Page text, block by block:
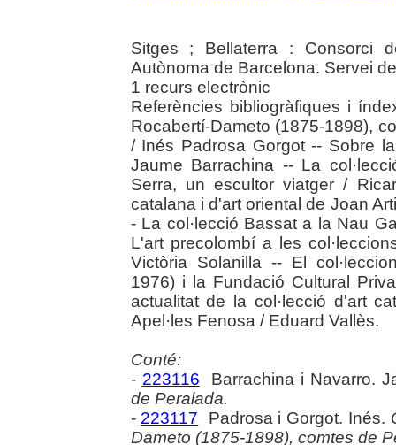
Sitges ; Bellaterra : Consorci
Autònoma de Barcelona. Servei
1 recurs electrònic
Referències bibliogràfiques i
Rocabertí-Dameto (1875-1898),
/ Inés Padrosa Gorgot -- Sobre
Jaume Barrachina -- La
Serra, un escultor viatger /
catalana i d'art oriental de Joan
- La col·lecció Bassat a la Nau
L'art precolombí a les
Victòria Solanilla -- El
1976) i la Fundació Cultural
actualitat de la col·lecció d'art
Apel·les Fenosa / Eduard Vallès.
Conté:
- 223116 Barrachina i Navarro.
de Peralada.
- 223117 Padrosa i Gorgot. Inés.
Dameto (1875-1898), comtes de